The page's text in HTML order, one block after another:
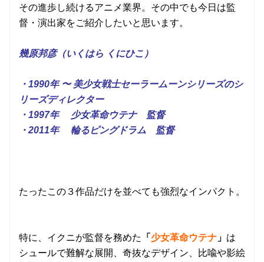
その進歩し続けるアニメ業界。その中でも今日は監
督・演出家をご紹介したいと思います。
幾原邦彦（いくはら くにひこ）
・1990年 〜 美少女戦士セーラームーンシリーズのシ
リーズディレクター
・1997年 少女革命ウテナ 監督
・2011年 輪るピングドラム 監督
たったこの３作品だけを並べても強烈なインパクト。
特に、イクニが監督を務めた 「 少女革命ウテナ 」 は
シュールで難解な展開、奇抜なデザイン、比喩や影絵